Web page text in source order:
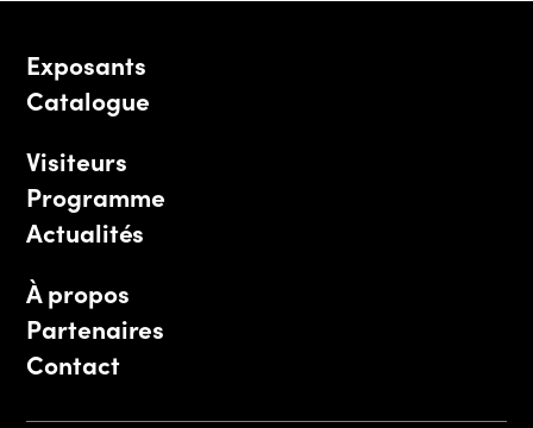
Exposants
Catalogue
Visiteurs
Programme
Actualités
À propos
Partenaires
Contact